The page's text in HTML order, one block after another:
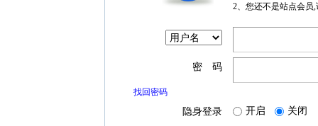
2、您还不是站点会员
密 码
找回密码
隐身登录 开启 关闭